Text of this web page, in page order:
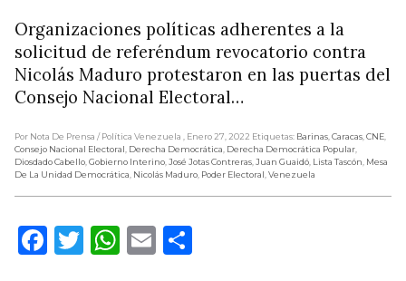
Organizaciones políticas adherentes a la
solicitud de referéndum revocatorio contra
Nicolás Maduro protestaron en las puertas del
Consejo Nacional Electoral…
Por Nota De Prensa / Política Venezuela , Enero 27, 2022 Etiquetas: Barinas,Caracas,CNE,
Consejo Nacional Electoral, Derecha Democrática, Derecha Democrática Popular,
Diosdado Cabello,Gobierno Interino,José Jotas Contreras,Juan Guaidó, Lista Tascón, Mesa
De La Unidad Democrática, Nicolás Maduro, Poder Electoral,Venezuela
Facebook
Twitter
WhatsApp
Email